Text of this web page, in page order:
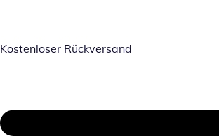
Kostenloser Rückversand